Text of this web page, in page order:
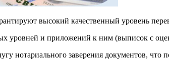
высокий качественный уровень
уровней и приложений к ним (выписок с
нотариального заверения документов, что